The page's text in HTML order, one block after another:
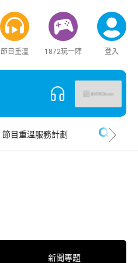
節目重溫 1872玩一陣 登入
節目重溫服務計劃
新聞專題